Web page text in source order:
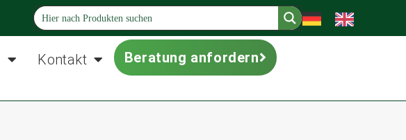
Kontakt Beratung anfordern